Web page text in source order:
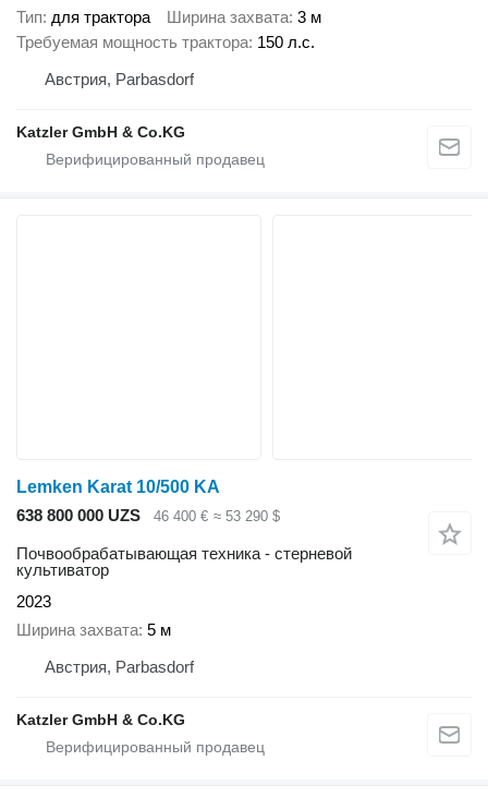
Тип для трактора Ширина захвата 3 м
Требуемая мощность трактора 150 л.с.
Австрия, Parbasdorf
Katzler GmbH & Co.KG
Lemken Karat 10/500 KA
638 800 000 UZS
46 400 € ≈ 53 290 $
Почвообрабатывающая техника - стерневой
культиватор
2023
Ширина захвата 5 м
Австрия, Parbasdorf
Katzler GmbH & Co.KG